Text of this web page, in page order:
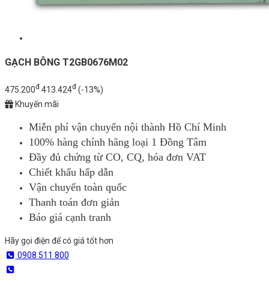
GẠCH BÔNG T2GB0676M02
475.200đ 413.424đ (-13%)
Khuyến mãi
Miễn phí vận chuyển nội thành Hồ Chí Minh
100% hàng chính hãng loại 1 Đồng Tâm
Đầy đủ chứng từ CO, CQ, hóa đơn VAT
Chiết khấu hấp dẫn
Vận chuyển toàn quốc
Thanh toán đơn giản
Báo giá cạnh tranh
Hãy gọi điện để có giá tốt hơn
0908 511 800